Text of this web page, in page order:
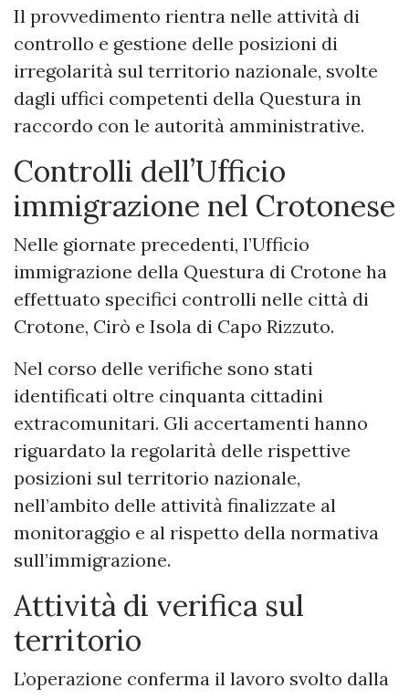
Il provvedimento rientra nelle attività di
controllo e gestione delle posizioni di
irregolarità sul territorio nazionale, svolte
dagli uffici competenti della Questura in
raccordo con le autorità amministrative.
Controlli dell’Ufficio
immigrazione nel Crotonese
Nelle giornate precedenti, l’Ufficio
immigrazione della Questura di Crotone ha
effettuato specifici controlli nelle città di
Crotone, Cirò e Isola di Capo Rizzuto.
Nel corso delle verifiche sono stati
identificati oltre cinquanta cittadini
extracomunitari. Gli accertamenti hanno
riguardato la regolarità delle rispettive
posizioni sul territorio nazionale,
nell’ambito delle attività finalizzate al
monitoraggio e al rispetto della normativa
sull’immigrazione.
Attività di verifica sul
territorio
L’operazione conferma il lavoro svolto dalla